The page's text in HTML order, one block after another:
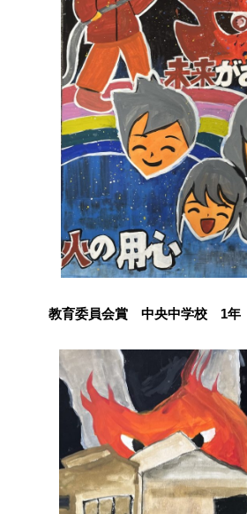
教育委員会賞 中央中学校 1